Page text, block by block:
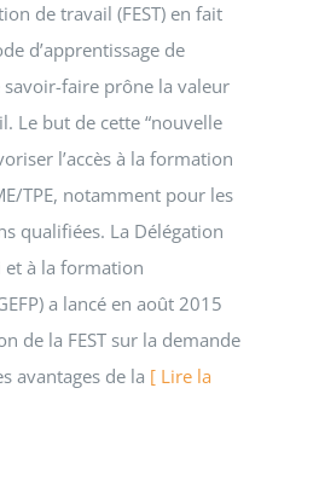
de travail (FEST) en fait
d’apprentissage de
savoir-faire prône la valeur
Le but de cette “nouvelle
l’accès à la formation
TPE, notamment pour les
qualifiées. La Délégation
et à la formation
a lancé en août 2015
de la FEST sur la demande
avantages de la [ Lire la